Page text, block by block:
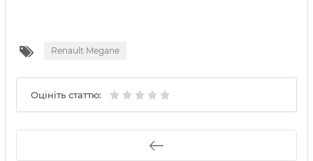
Renault Megane
Оцініть статтю: